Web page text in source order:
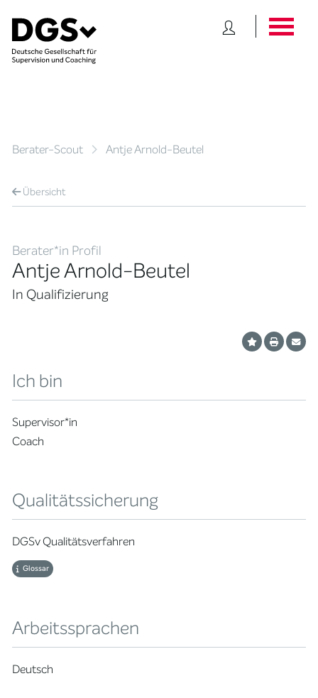
Berater-Scout Antje Arnold-Beutel
Übersicht
Berater*in Profil
Antje Arnold-Beutel
In Qualifizierung
Ich bin
Supervisor*in
Coach
Qualitätssicherung
DGSv Qualitätsverfahren
Glossar
Arbeitssprachen
Deutsch